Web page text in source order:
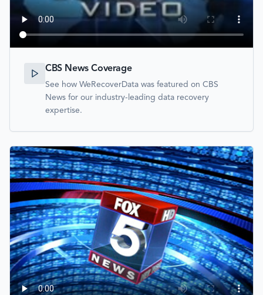
CBS News Coverage
See how WeRecoverData was featured on CBS
News for our industry-leading data recovery
expertise.